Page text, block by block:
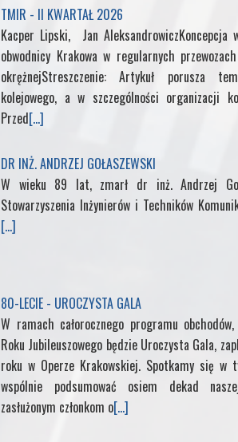
e
s
t
y
P
e
TMIR - II KWARTAŁ 2026
Kacper Lipski, Jan AleksandrowiczKoncepcja
obwodnicy Krakowa w regularnych
okrężnejStreszczenie: Artykuł porusza
kolejowego, a w szczególności organizacji
Przed[...]
DR INŻ. ANDRZEJ GOŁASZEWSKI
W wieku 89 lat, zmarł dr inż. Andrzej
Stowarzyszenia Inżynierów i Techników
[...]
80-LECIE - UROCZYSTA GALA
W ramach całorocznego programu
Roku Jubileuszowego będzie Uroczysta Gala,
roku w Operze Krakowskiej. Spotkamy się w
wspólnie podsumować osiem dekad
zasłużonym członkom o[...]